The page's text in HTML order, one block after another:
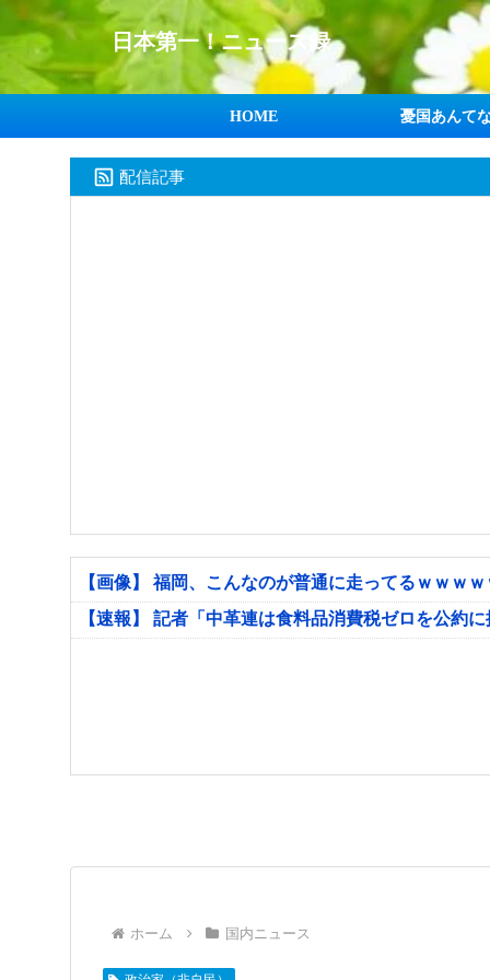
日本第一！ニュース録
HOME 憂国あんて
配信記事
【画像】 福岡、こんなのが普通に走ってるｗｗｗ
【速報】 記者「中革連は食料品消費税ゼロを公約
ホーム 国内ニュース